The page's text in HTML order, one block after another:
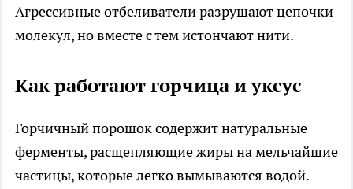
Агрессивные отбеливатели разрушают цепочки
молекул, но вместе с тем истончают нити.
Как работают горчица и уксус
Горчичный порошок содержит натуральные
ферменты, расщепляющие жиры на мельчайшие
частицы, которые легко вымываются водой.